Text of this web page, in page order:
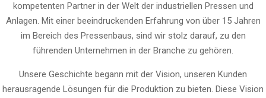
kompetenten Partner in der Welt der industriellen Pressen und
Anlagen. Mit einer beeindruckenden Erfahrung von über 15 Jahren
im Bereich des Pressenbaus, sind wir stolz darauf, zu den
führenden Unternehmen in der Branche zu gehören.
Unsere Geschichte begann mit der Vision, unseren Kunden
herausragende Lösungen für die Produktion zu bieten. Diese Vision